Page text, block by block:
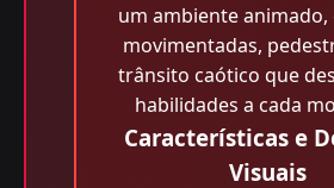
um ambiente animado,
movimentadas,
trânsito caótico que
habilidades a cada
Características e
Visuais